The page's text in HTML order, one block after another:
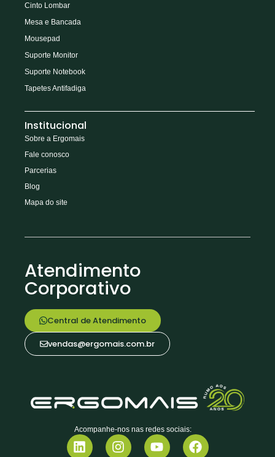
Cinto Lombar
Mesa e Bancada
Mousepad
Suporte Monitor
Suporte Notebook
Tapetes Antifadiga
Institucional
Sobre a Ergomais
Fale conosco
Parcerias
Blog
Mapa do site
Atendimento
Corporativo
Central de Atendimento
vendas@ergomais.com.br
Acompanhe-nos nas redes sociais: